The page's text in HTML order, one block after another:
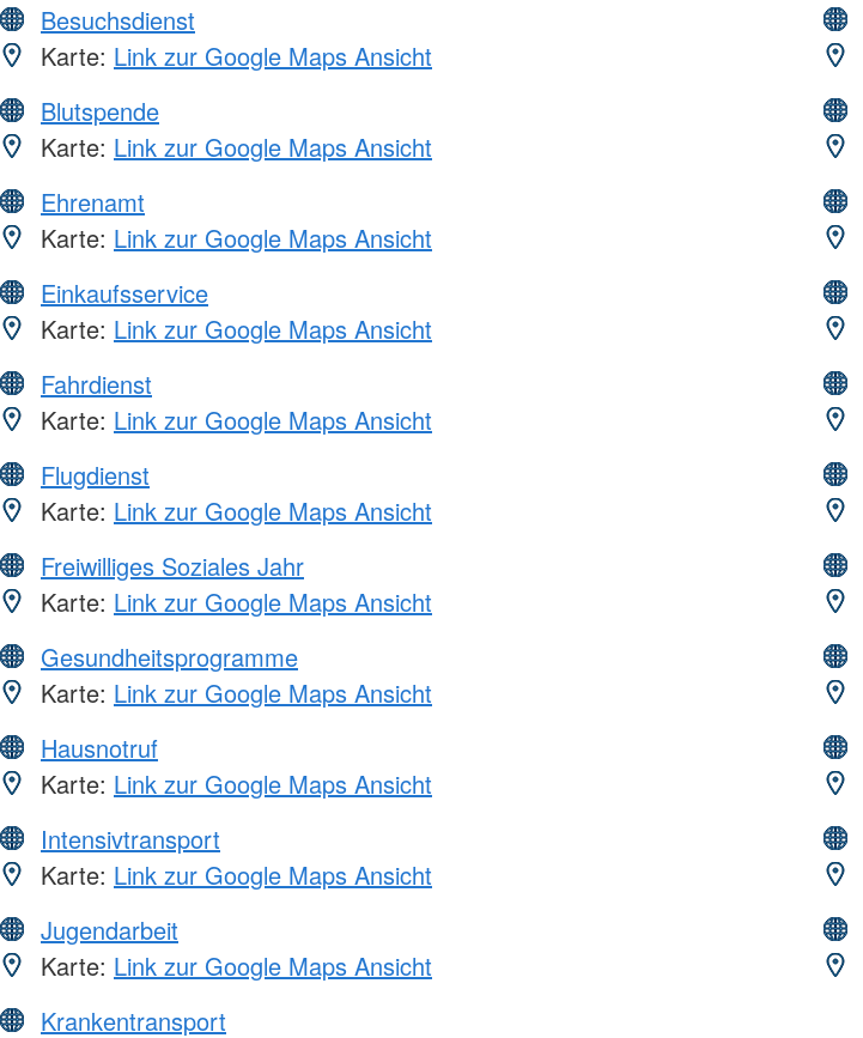
Besuchsdienst
Karte: Link zur Google Maps Ansicht
Blutspende
Karte: Link zur Google Maps Ansicht
Ehrenamt
Karte: Link zur Google Maps Ansicht
Einkaufsservice
Karte: Link zur Google Maps Ansicht
Fahrdienst
Karte: Link zur Google Maps Ansicht
Flugdienst
Karte: Link zur Google Maps Ansicht
Freiwilliges Soziales Jahr
Karte: Link zur Google Maps Ansicht
Gesundheitsprogramme
Karte: Link zur Google Maps Ansicht
Hausnotruf
Karte: Link zur Google Maps Ansicht
Intensivtransport
Karte: Link zur Google Maps Ansicht
Jugendarbeit
Karte: Link zur Google Maps Ansicht
Krankentransport